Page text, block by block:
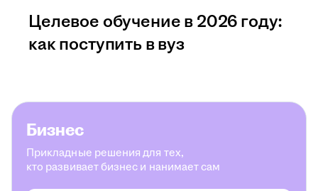
Целевое обучение в 2026 году:
как поступить в вуз
Бизнес
Прикладные решения для тех,
кто развивает бизнес и нанимает сам